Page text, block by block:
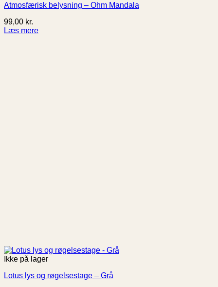
Atmosfærisk belysning – Ohm Mandala
99,00 kr.
Læs mere
Ikke på lager
Lotus lys og røgelsestage – Grå